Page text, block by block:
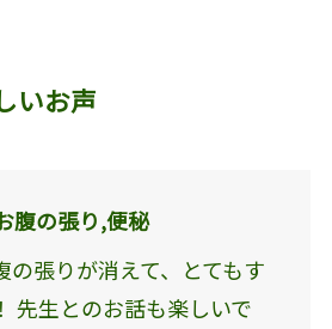
いお声
の張り,便秘
の張りが消えて、とてもす
先生とのお話も楽しいで